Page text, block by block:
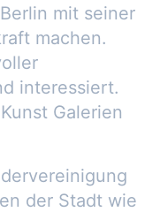
mit seiner
machen.
interessiert.
Galerien
der Stadt wie